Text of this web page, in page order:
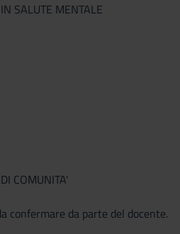
SALUTE MENTALE
COMUNITA'
confermare da parte del docente.